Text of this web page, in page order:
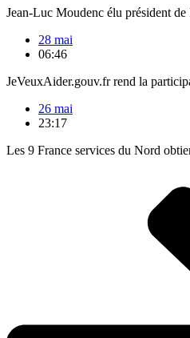
Jean-Luc Moudenc élu président de
28 mai
06:46
JeVeuxAider.gouv.fr rend la
26 mai
23:17
Les 9 France services du Nord